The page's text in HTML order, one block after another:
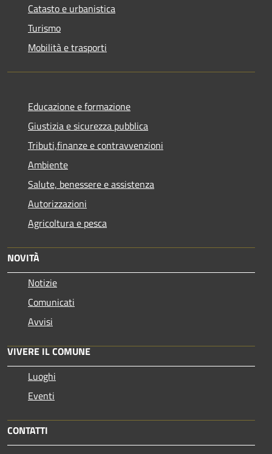
Catasto e urbanistica
Turismo
Mobilità e trasporti
Educazione e formazione
Giustizia e sicurezza pubblica
Tributi,finanze e contravvenzioni
Ambiente
Salute, benessere e assistenza
Autorizzazioni
Agricoltura e pesca
NOVITÀ
Notizie
Comunicati
Avvisi
VIVERE IL COMUNE
Luoghi
Eventi
CONTATTI